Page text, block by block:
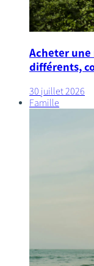
Acheter une
différents,
30 juillet 2026
Famille